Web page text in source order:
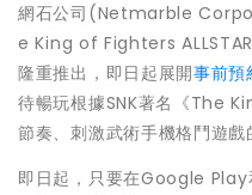
網石公司(Netmarble
e King of Fighters
隆重推出， 即日起展開事前預
待暢玩根據SNK著名《The
節奏、刺激武術手機格鬥遊戲
即日起，只要在Google